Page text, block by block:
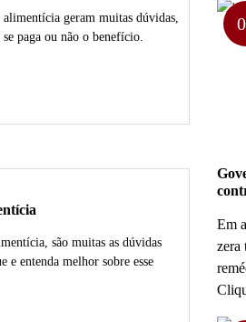
geram muitas dúvidas,
paga ou não o benefício.
são muitas as dúvidas
e entenda melhor sobre esse
Em
zera